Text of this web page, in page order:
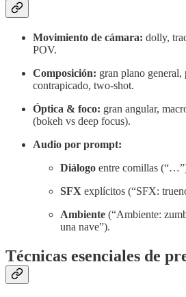
Movimiento de cámara: dolly,
POV.
Composición: gran plano
contrapicado, two-shot.
Óptica & foco: gran angular,
(bokeh vs deep focus).
Audio por prompt:
Diálogo entre comillas
SFX explícitos (“SFX:
Ambiente (“Ambiente:
una nave”).
Técnicas esenciales de